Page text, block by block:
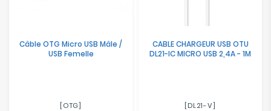
Loisirs
Câble OTG Micro USB Mâle /
USB Femelle
[OTG]
CABLE CHARGEUR USB OTU
DL21-IC MICRO USB 2,4A - 1M
[DL21-V]